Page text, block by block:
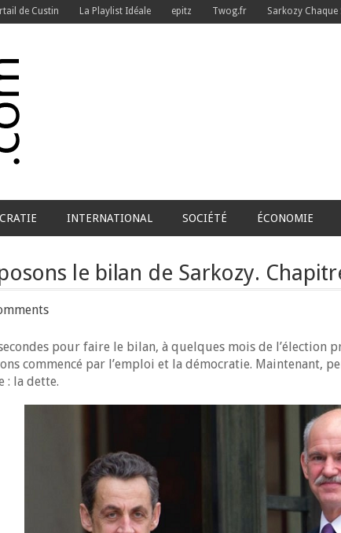
de Custin La Playlist Idéale epitz Twog.fr Sarkozy Chaque
INTERNATIONAL SOCIÉTÉ ÉCONOMIE
le bilan de Sarkozy.
pour faire le bilan, à quelques mois de l’élection
commencé par l’emploi et la démocratie. Maintenant,
: la dette.